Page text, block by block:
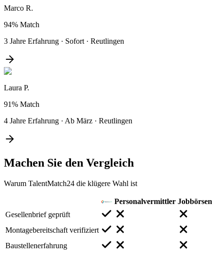
Marco R.
94% Match
3 Jahre Erfahrung · Sofort · Reutlingen
Laura P.
91% Match
4 Jahre Erfahrung · Ab März · Reutlingen
Machen Sie den Vergleich
Warum TalentMatch24 die klügere Wahl ist
Personalvermittler Jobbörsen
Gesellenbrief geprüft
Montagebereitschaft verifiziert
Baustellenerfahrung